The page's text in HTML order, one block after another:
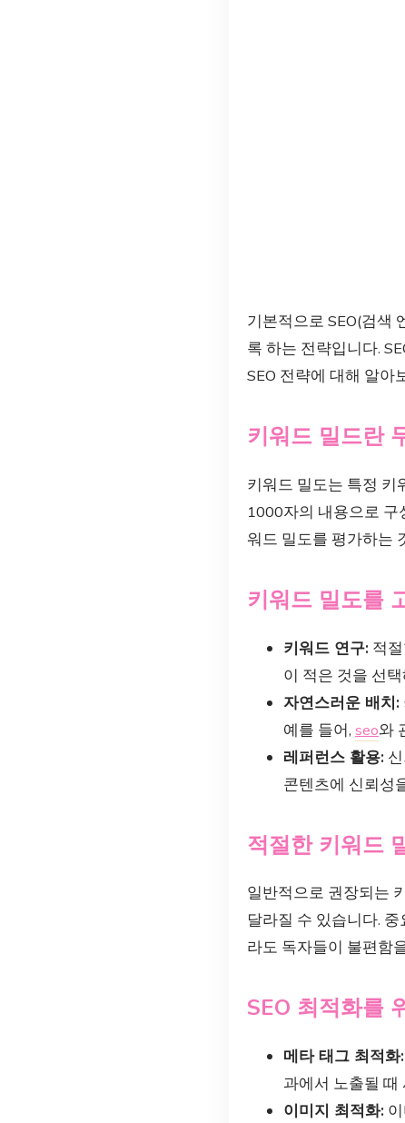
기본적으로 SEO(검색
록 하는 전략입니다.
SEO 전략에 대해 알아
키워드 밀드란
키워드 밀도는 특정 키
1000자의 내용으로 구
워드 밀도를 평가하는
키워드 밀도를
키워드 연구: 적
이 적은 것을 선
자연스러운 배치:
예를 들어, seo와
레퍼런스 활용:
콘텐츠에 신뢰성
적절한 키워드
일반적으로 권장되는
달라질 수 있습니다. 중
라도 독자들이 불편함
SEO 최적화를
메타 태그 최적화:
과에서 노출될 때
이미지 최적화: